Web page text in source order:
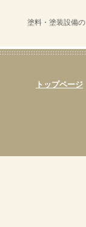
塗料・塗装設備
トップページ